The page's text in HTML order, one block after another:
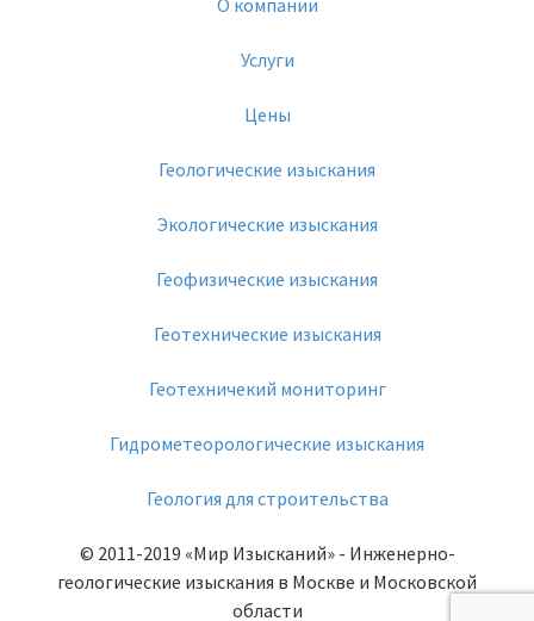
О компании
Услуги
Цены
Геологические изыскания
Экологические изыскания
Геофизические изыскания
Геотехнические изыскания
Геотехничекий мониторинг
Гидрометеорологические изыскания
Геология для строительства
© 2011-2019 «Мир Изысканий»- Инженерно-
геологические изыскания в Москве и Московской
области